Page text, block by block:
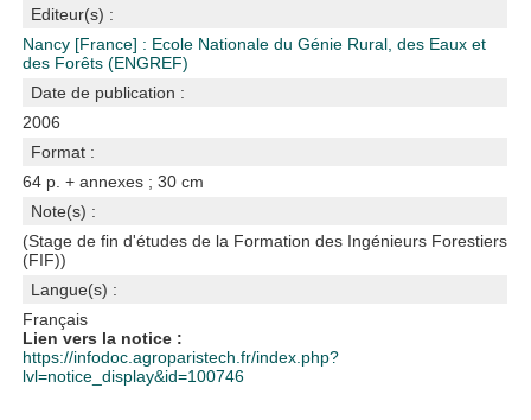
Editeur(s) :
Nancy [France] : Ecole Nationale du Génie Rural, des Eaux et
des Forêts (ENGREF)
Date de publication :
2006
Format :
64 p. + annexes ; 30 cm
Note(s) :
(Stage de fin d'études de la Formation des Ingénieurs Forestiers
(FIF))
Langue(s) :
Français
Lien vers la notice :
https://infodoc.agroparistech.fr/index.php?
lvl=notice_display&id=100746